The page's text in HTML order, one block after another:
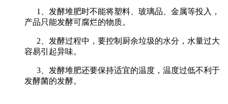
1、发酵堆肥时不能将塑料、玻璃品、金属等投入，
产品只能发酵可腐烂的物质。
2、发酵过程中，要控制厨余垃圾的水分，水量过大
容易引起异味。
3、发酵堆肥还要保持适宜的温度，温度过低不利于
发酵菌的发酵。